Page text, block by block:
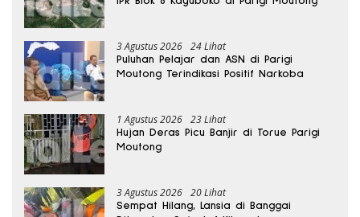
3 Agustus 2026 24 Lihat
Puluhan Pelajar dan ASN di Parigi
Moutong Terindikasi Positif Narkoba
1 Agustus 2026 23 Lihat
Hujan Deras Picu Banjir di Torue Parigi
Moutong
3 Agustus 2026 20 Lihat
Sempat Hilang, Lansia di Banggai